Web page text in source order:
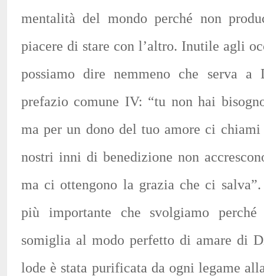
mentalità del mondo perché non
piacere di stare con l’altro. Inutile agli
possiamo dire nemmeno che serva
prefazio comune IV: “tu non hai
ma per un dono del tuo amore ci
nostri inni di benedizione non
ma ci ottengono la grazia che ci
più importante che svolgiamo
somiglia al modo perfetto di amare di
lode è stata purificata da ogni legame